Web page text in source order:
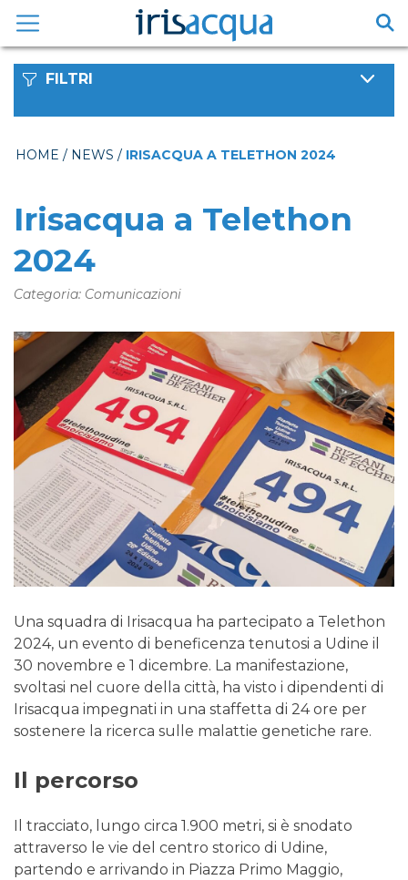
contenuto
FILTRI
HOME / NEWS / IRISACQUA A TELETHON 2024
Irisacqua a Telethon
2024
Categoria: Comunicazioni
Una squadra di Irisacqua ha partecipato a Telethon
2024, un evento di beneficenza tenutosi a Udine il
30 novembre e 1 dicembre. La manifestazione,
svoltasi nel cuore della città, ha visto i dipendenti di
Irisacqua impegnati in una staffetta di 24 ore per
sostenere la ricerca sulle malattie genetiche rare.
Il percorso
Il tracciato, lungo circa 1.900 metri, si è snodato
attraverso le vie del centro storico di Udine,
partendo e arrivando in Piazza Primo Maggio,